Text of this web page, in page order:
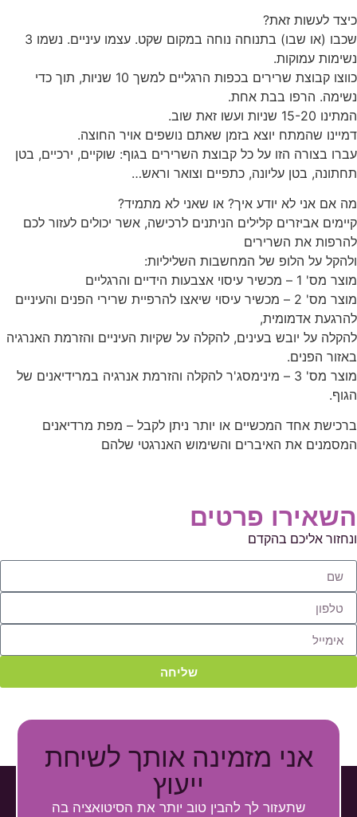
כיצד לעשות זאת?
שכבו (או שבו) בתנוחה נוחה במקום שקט. עצמו עיניים. נשמו 3
נשימות עמוקות.
כווצו קבוצת שרירים בכפות הרגליים למשך 10 שניות, תוך כדי
נשימה. הרפו בבת אחת.
המתינו 15-20 שניות ועשו זאת שוב.
דמיינו שהמתח יוצא בזמן שאתם נושפים אויר החוצה.
עברו בצורה הזו על כל קבוצת השרירים בגוף: שוקיים, ירכיים, בטן
תחתונה, בטן עליונה, כתפיים וצואר וראש…
מה אם אני לא יודע איך? או שאני לא מתמיד?
קיימים אביזרים קלילים הניתנים לרכישה, אשר יכולים לעזור לכם
להרפות את השרירים
ולהקל על הלופ של המחשבות השליליות:
מוצר מס' 1 – מכשיר עיסוי אצבעות הידיים והרגליים
מוצר מס' 2 – מכשיר עיסוי שיאצו להרפיית שרירי הפנים והעיניים
להרגעת אדמומית,
להקלה על יובש בעינים, להקלה על שקיות העיניים והזרמת האנרגיה
באזור הפנים.
מוצר מס' 3 – מינימסג'ר להקלה והזרמת אנרגיה במרידיאנים של
הגוף.
ברכישת אחד המכשיים או יותר ניתן לקבל – מפת מרדיאנים
המסמנים את האיברים והשימוש האנרגטי שלהם
השאירו פרטים
ונחזור אליכם בהקדם
שליחה
אני מזמינה אותך לשיחת
ייעוץ
שתעזור לך להבין טוב יותר את הסיטואציה בה